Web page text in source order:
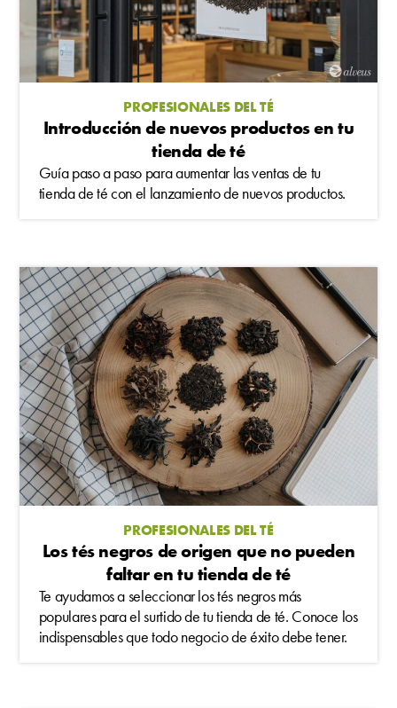
PROFESIONALES DEL TÉ
Introducción de nuevos productos en tu
tienda de té
Guía paso a paso para aumentar las ventas de tu
tienda de té con el lanzamiento de nuevos productos.
PROFESIONALES DEL TÉ
Los tés negros de origen que no pueden
faltar en tu tienda de té
Te ayudamos a seleccionar los tés negros más
populares para el surtido de tu tienda de té. Conoce los
indispensables que todo negocio de éxito debe tener.